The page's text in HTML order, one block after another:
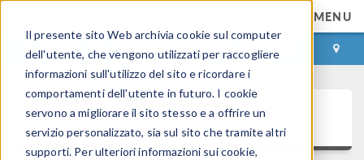
Il presente sito Web archivia cookie sul computer
dell'utente, che vengono utilizzati per raccogliere
informazioni sull'utilizzo del sito e ricordare i
comportamenti dell'utente in futuro. I cookie
servono a migliorare il sito stesso e a offrire un
servizio personalizzato, sia sul sito che tramite altri
supporti. Per ulteriori informazioni sui cookie,
MENU
ACCEDI CONTACT
Galleria delle Applicazioni